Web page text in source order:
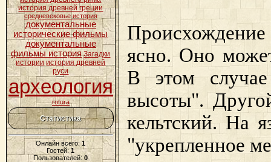
история древней греции
средневековье история
документальные
исторические фильмы
документальные
фильмы история Загадки
истории история древней
руси
археология
rotura
Статистика
Онлайн всего:1
Гостей:1
Пользователей:0
Происхождение
ясно. Оно
В этом случае
высоты".
кельтский. На
"укрепленное